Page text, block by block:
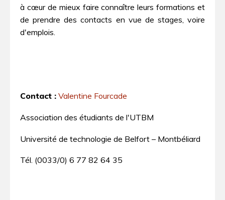
à cœur de mieux faire connaître leurs formations et
de prendre des contacts en vue de stages, voire
d'emplois.
Contact : Valentine Fourcade
Association des étudiants de l'UTBM
Université de technologie de Belfort – Montbéliard
Tél. (0033/0) 6 77 82 64 35